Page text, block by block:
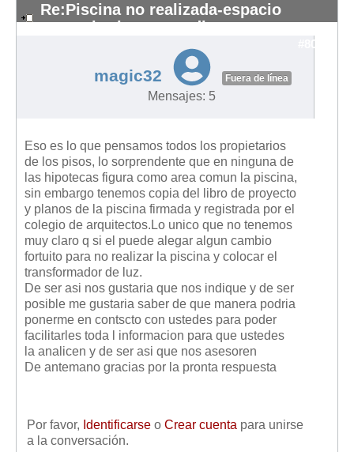
Re:Piscina no realizada-espacio
comunitarios re-vendi
#8052
magic32 Fuera de línea
Mensajes: 5
Eso es lo que pensamos todos los propietarios
de los pisos, lo sorprendente que en ninguna de
las hipotecas figura como area comun la piscina,
sin embargo tenemos copia del libro de proyecto
y planos de la piscina firmada y registrada por el
colegio de arquitectos.Lo unico que no tenemos
muy claro q si el puede alegar algun cambio
fortuito para no realizar la piscina y colocar el
transformador de luz.
De ser asi nos gustaria que nos indique y de ser
posible me gustaria saber de que manera podria
ponerme en contscto con ustedes para poder
facilitarles toda l informacion para que ustedes
la analicen y de ser asi que nos asesoren
De antemano gracias por la pronta respuesta
Por favor, Identificarse o Crear cuenta para unirse
a la conversación.